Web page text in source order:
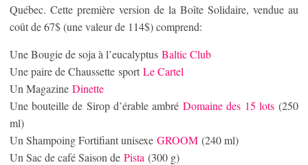
Québec. Cette première version de la Boîte Solidaire, vendue au
coût de 67$ (une valeur de 114$) comprend:
Une Bougie de soja à l’eucalyptus Baltic Club
Une paire de Chaussette sport Le Cartel
Un Magazine Dinette
Une bouteille de Sirop d’érable ambréDomaine des 15 lots(250
ml)
Un Shampoing Fortifiant unisexe GROOM (240 ml)
Un Sac de café Saison de Pista (300 g)